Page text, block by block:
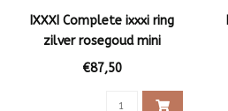
IXXXI Complete ixxxi ring
zilver rosegoud mini
steentje
€87,50